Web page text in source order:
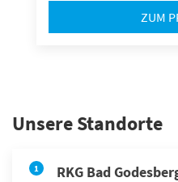
ZUM
Unsere Standorte
1 RKG Bad